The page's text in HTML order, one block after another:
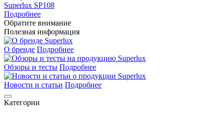
Superlux SP108
Подробнее
Обратите внимание
Полезная информация
О бренде Подробнее
Обзоры и тесты Подробнее
Новости и статьи Подробнее
Категории